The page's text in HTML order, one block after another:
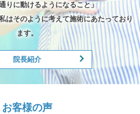
りに動けるようになること」
はそのように考えて施術にあたっており
ます。
院長紹介
お客様の声